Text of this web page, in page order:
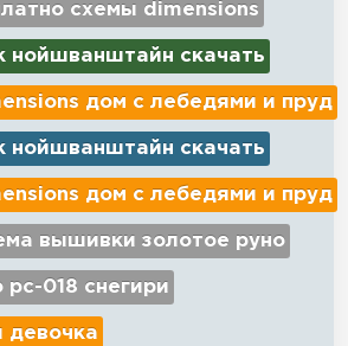
схемы dimensions
нойшванштайн скачать
дом с лебедями и пруд
нойшванштайн скачать
дом с лебедями и пруд
вышивки золотое руно
рс-018 снегири
девочка